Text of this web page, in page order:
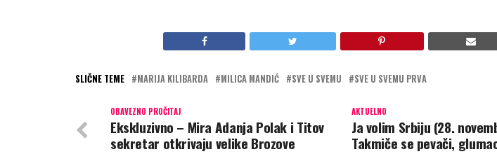
SLIČNE TEME MARIJA KILIBARDA MILICA MANDIĆ SVE U SVEMU SVE U SVEMU PRVA
AKTUELNO
Ja volim Srbiju (28.
Takmiče se pevači,
OBAVEZNO PROČITAJ
Ekskluzivno – Mira Adanja Polak i Titov
sekretar otkrivaju velike Brozove